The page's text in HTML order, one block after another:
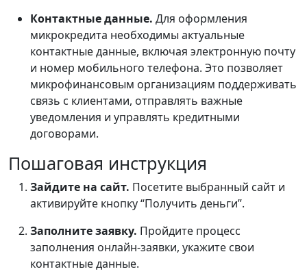
Контактные данные. Для оформления
микрокредита необходимы актуальные
контактные данные, включая электронную почту
и номер мобильного телефона. Это позволяет
микрофинансовым организациям поддерживать
связь с клиентами, отправлять важные
уведомления и управлять кредитными
договорами.
Пошаговая инструкция
Зайдите на сайт. Посетите выбранный сайт и
активируйте кнопку “Получить деньги”.
Заполните заявку. Пройдите процесс
заполнения онлайн-заявки, укажите свои
контактные данные.